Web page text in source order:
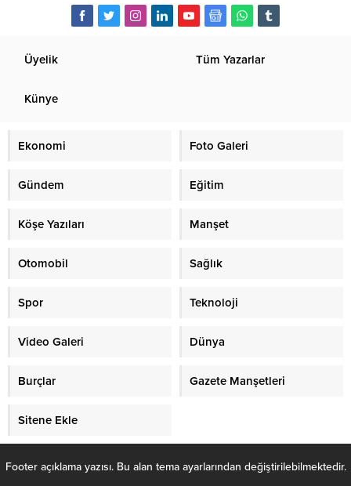
Üyelik Tüm Yazarlar
Künye
Ekonomi Foto Galeri
Gündem Eğitim
Köşe Yazıları Manşet
Otomobil Sağlık
Spor Teknoloji
Video Galeri Dünya
Burçlar Gazete Manşetleri
Sitene Ekle
Footer açıklama yazısı. Bu alan tema ayarlarından değiştirilebilmektedir.